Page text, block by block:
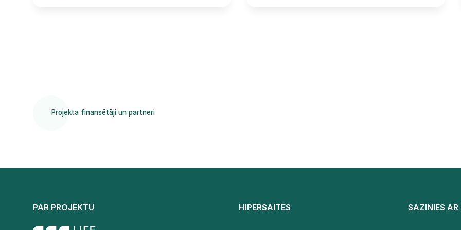
Projekta finansētāji un partneri
PAR PROJEKTU HIPERSAITES SAZINIES AR